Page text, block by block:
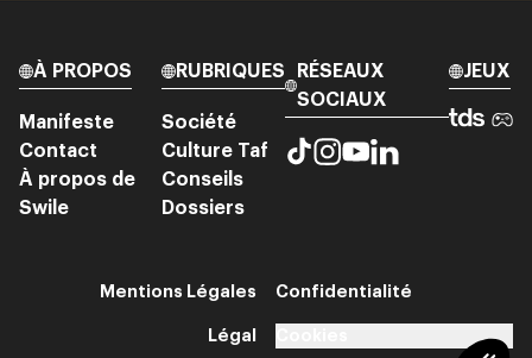
À PROPOS
Manifeste
Contact
À propos de
Swile
RUBRIQUES
Société
Culture Taf
Conseils
Dossiers
RÉSEAUX
SOCIAUX
JEUX
Mentions Légales Confidentialité
Légal